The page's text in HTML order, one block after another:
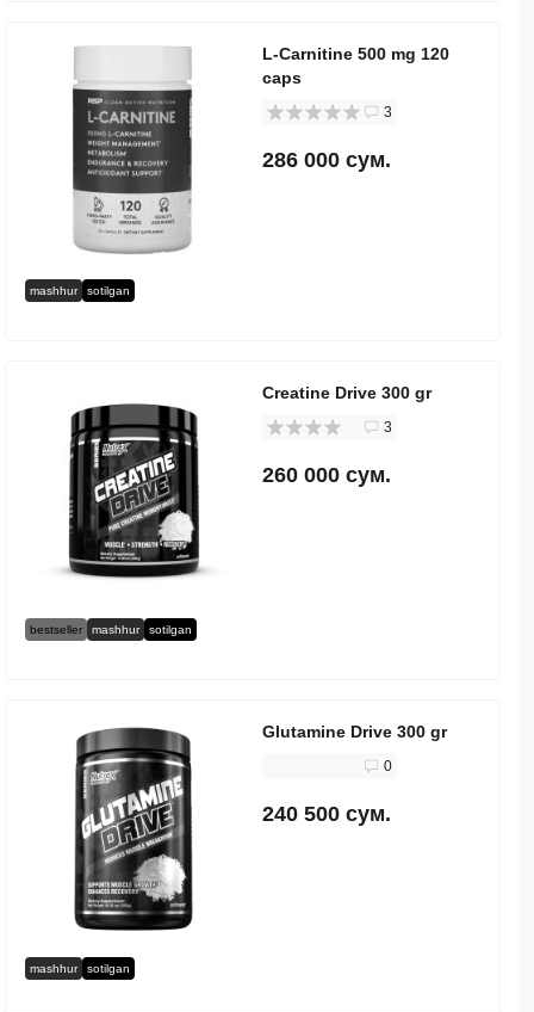
mashhur sotilgan
L-Carnitine 500 mg 120
caps
3
286 000 сум.
bestseller mashhur sotilgan
Creatine Drive 300 gr
3
260 000 сум.
mashhur sotilgan
Glutamine Drive 300 gr
0
240 500 сум.